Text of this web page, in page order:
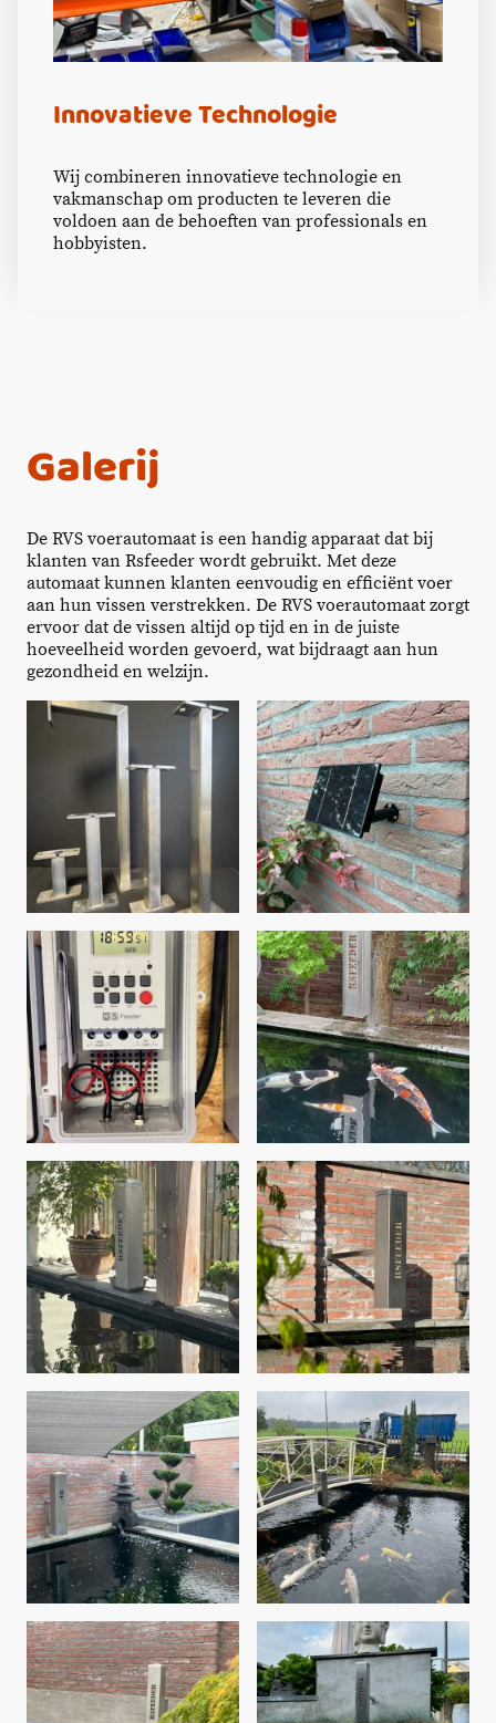
Innovatieve Technologie
Wij combineren innovatieve technologie en
vakmanschap om producten te leveren die
voldoen aan de behoeften van professionals en
hobbyisten.
Galerij
De RVS voerautomaat is een handig apparaat dat bij
klanten van Rsfeeder wordt gebruikt. Met deze
automaat kunnen klanten eenvoudig en efficiënt voer
aan hun vissen verstrekken. De RVS voerautomaat zorgt
ervoor dat de vissen altijd op tijd en in de juiste
hoeveelheid worden gevoerd, wat bijdraagt aan hun
gezondheid en welzijn.